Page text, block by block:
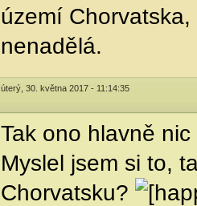
území
nenadělá.
úterý, 30. května 2017 - 11:14:35
Tak ono hlavně
Myslel jsem si to,
Chorvatsku?